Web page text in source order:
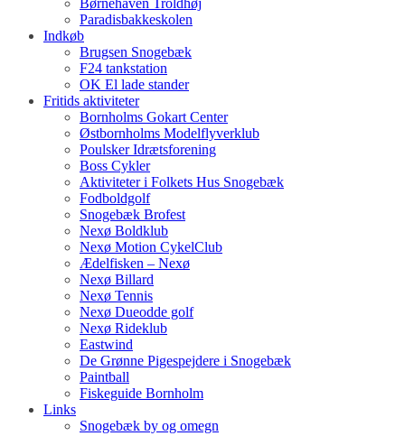
Paradisbakkeskolen
Indkøb
Brugsen Snogebæk
F24 tankstation
OK El lade stander
Fritids aktiviteter
Bornholms Gokart Center
Østbornholms Modelflyverklub
Poulsker Idrætsforening
Boss Cykler
Aktiviteter i Folkets Hus Snogebæk
Fodboldgolf
Snogebæk Brofest
Nexø Boldklub
Nexø Motion CykelClub
Ædelfisken – Nexø
Nexø Billard
Nexø Tennis
Nexø Dueodde golf
Nexø Rideklub
Eastwind
De Grønne Pigespejdere i Snogebæk
Paintball
Fiskeguide Bornholm
Links
Snogebæk by og omegn